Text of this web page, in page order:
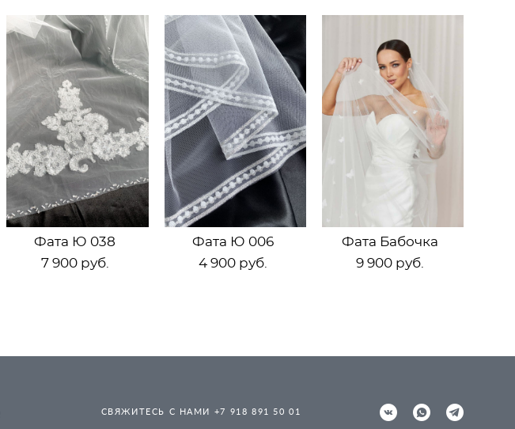
Фата Ю 038
7 900 pуб.
Фата Ю 006
4 900 pуб.
Фата Бабочка
9 900 pуб.
СВЯЖИТЕСЬ С НАМИ +7 918 891 50 01